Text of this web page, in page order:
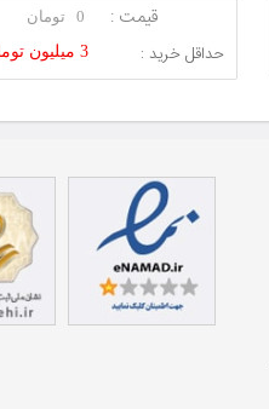
قیمت : 0 تومان
حداقل خرید : 3 میلیون تومان